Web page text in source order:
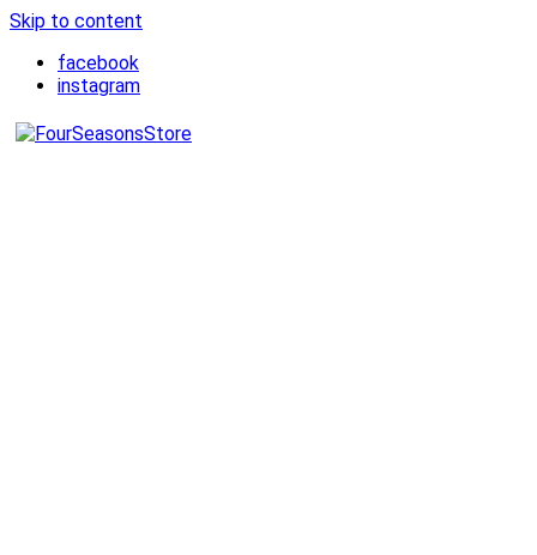
Skip to content
facebook
instagram